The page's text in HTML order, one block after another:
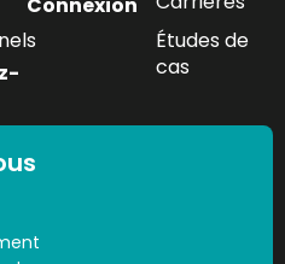
Études de
cas